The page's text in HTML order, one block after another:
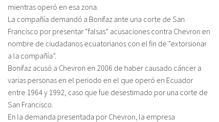
mientras operó en esa zona.
La compañía demandó a Bonifaz ante una corte de San
Francisco por presentar “falsas” acusaciones contra Chevron en
nombre de ciudadanos ecuatorianos con el fin de “extorsionar
a la compañía”.
Bonifaz acusó a Chevron en 2006 de haber causado cáncer a
varias personas en el periodo en el que operó en Ecuador
entre 1964 y 1992, caso que fue desestimado por una corte de
San Francisco.
En la demanda presentada por Chevron, la empresa